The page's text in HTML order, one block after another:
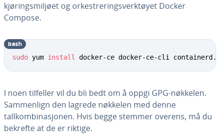
kjøringsmiljøet og orkestreringsverktøyet Docker
Compose.
sudo yum install docker-ce docker-ce-cli
bash
I noen tilfeller vil du bli bedt om å oppgi GPG-nøkkelen.
Sammenlign den lagrede nøkkelen med denne
tallkombinasjonen. Hvis begge stemmer overens, må du
bekrefte at de er riktige.